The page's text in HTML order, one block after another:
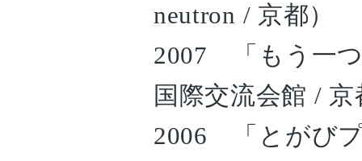
neutron / 京都）
2007 「もう一
国際交流会館 / 京
2006 「とがび